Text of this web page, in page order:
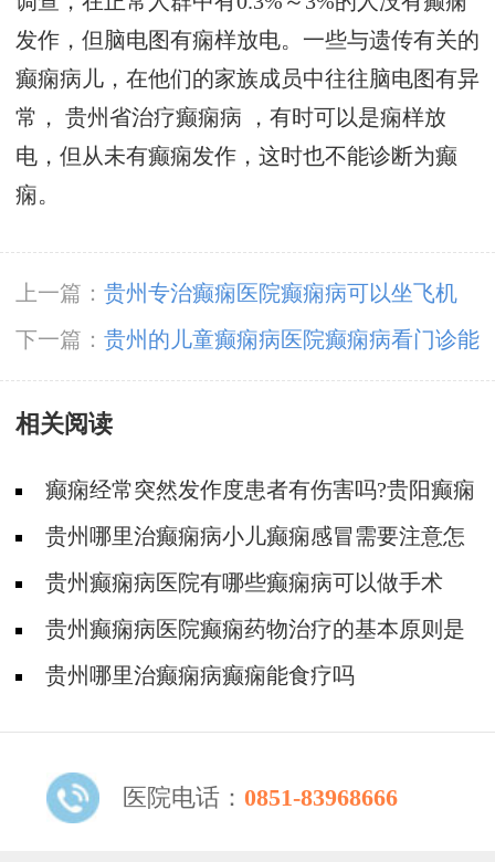
发作，但脑电图有痫样放电。一些与遗传有关的
癫痫病儿，在他们的家族成员中往往脑电图有异
常， 贵州省治疗癫痫病
，有时可以是痫样放
电，但从未有癫痫发作，这时也不能诊断为癫
痫。
上一篇： 贵州专治癫痫医院癫痫病可以坐飞机
吗？
下一篇： 贵州的儿童癫痫病医院癫痫病看门诊能
在农村合作医疗报销吗？
相关阅读
癫痫经常突然发作度患者有伤害吗?贵阳癫痫
病医院专家解答
贵州哪里治癫痫病小儿癫痫感冒需要注意怎
么用药
贵州癫痫病医院有哪些癫痫病可以做手术
吗？风险大吗？
贵州癫痫病医院癫痫药物治疗的基本原则是
什么？
贵州哪里治癫痫病癫痫能食疗吗
医院电话： 0851-83968666